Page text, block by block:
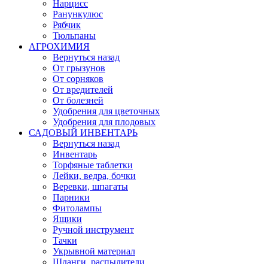
Нарцисс
Ранункулюс
Рябчик
Тюльпаны
АГРОХИМИЯ
Вернуться назад
От грызунов
От сорняков
От вредителей
От болезней
Удобрения для цветочных
Удобрения для плодовых
САДОВЫЙ ИНВЕНТАРЬ
Вернуться назад
Инвентарь
Торфяные таблетки
Лейки, ведра, бочки
Веревки, шпагаты
Парники
Фитолампы
Ящики
Ручной инструмент
Тачки
Укрывной материал
Шланги, распылители